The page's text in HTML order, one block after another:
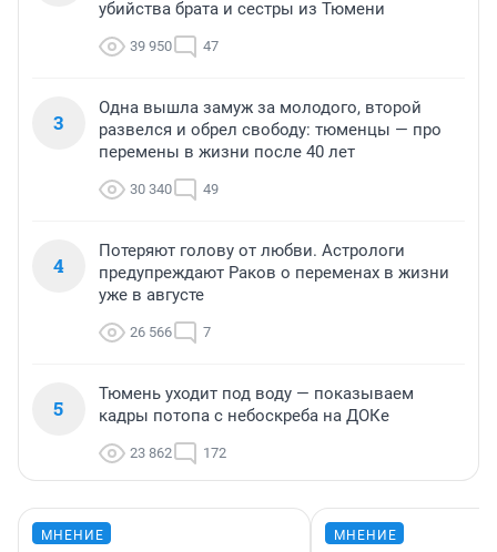
убийства брата и сестры из Тюмени
39 950 47
3
Одна вышла замуж за молодого, второй
развелся и обрел свободу: тюменцы — про
перемены в жизни после 40 лет
30 340 49
4
Потеряют голову от любви. Астрологи
предупреждают Раков о переменах в жизни
уже в августе
26 566 7
5
Тюмень уходит под воду — показываем
кадры потопа с небоскреба на ДОКе
23 862 172
МНЕНИЕ МНЕНИЕ